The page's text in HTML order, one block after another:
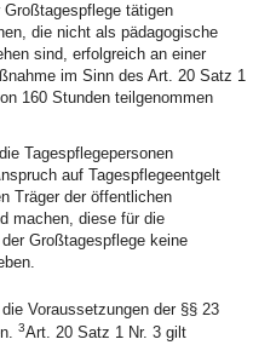
tätigen
die nicht als pädagogische
sind, erfolgreich an einer
im Sinn des Art. 20 Satz 1
160 Stunden teilgenommen
Tagespflegepersonen
auf Tagespflegeentgelt
Träger der öffentlichen
machen, diese für die
der Großtagespflege keine
Voraussetzungen der §§ 23
3Art. 20 Satz 1 Nr. 3 gilt